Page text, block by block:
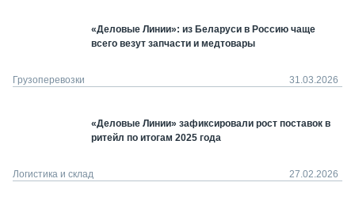
«Деловые Линии»: из Беларуси в Россию чаще
всего везут запчасти и медтовары
Грузоперевозки 31.03.2026
«Деловые Линии» зафиксировали рост поставок в
ритейл по итогам 2025 года
Логистика и склад 27.02.2026